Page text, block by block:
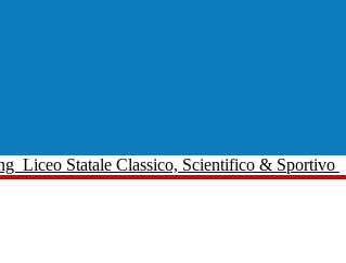
Liceo Statale Classico, Scientifico & Sportivo